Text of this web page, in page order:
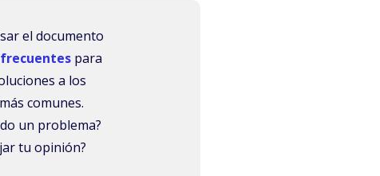
el documento
para
a los
comunes.
un problema?
tu opinión?